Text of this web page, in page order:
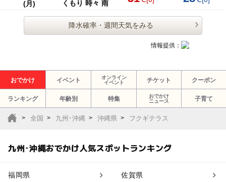
(月) くもり 時々 雨
降水確率・週間天気をみる
情報提供：
おでかけ イベント
オンライン
イベント
チケット クーポン
ランキング 年齢別 特集
おでかけ
ニュース
子育て
全国 九州･沖縄 沖縄県 フクギテラス
九州･沖縄おでかけ人気スポットランキング
福岡県 佐賀県